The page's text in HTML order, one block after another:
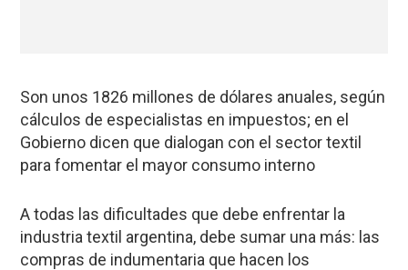
Son unos 1826 millones de dólares anuales, según
cálculos de especialistas en impuestos; en el
Gobierno dicen que dialogan con el sector textil
para fomentar el mayor consumo interno
A todas las dificultades que debe enfrentar la
industria textil argentina, debe sumar una más: las
compras de indumentaria que hacen los